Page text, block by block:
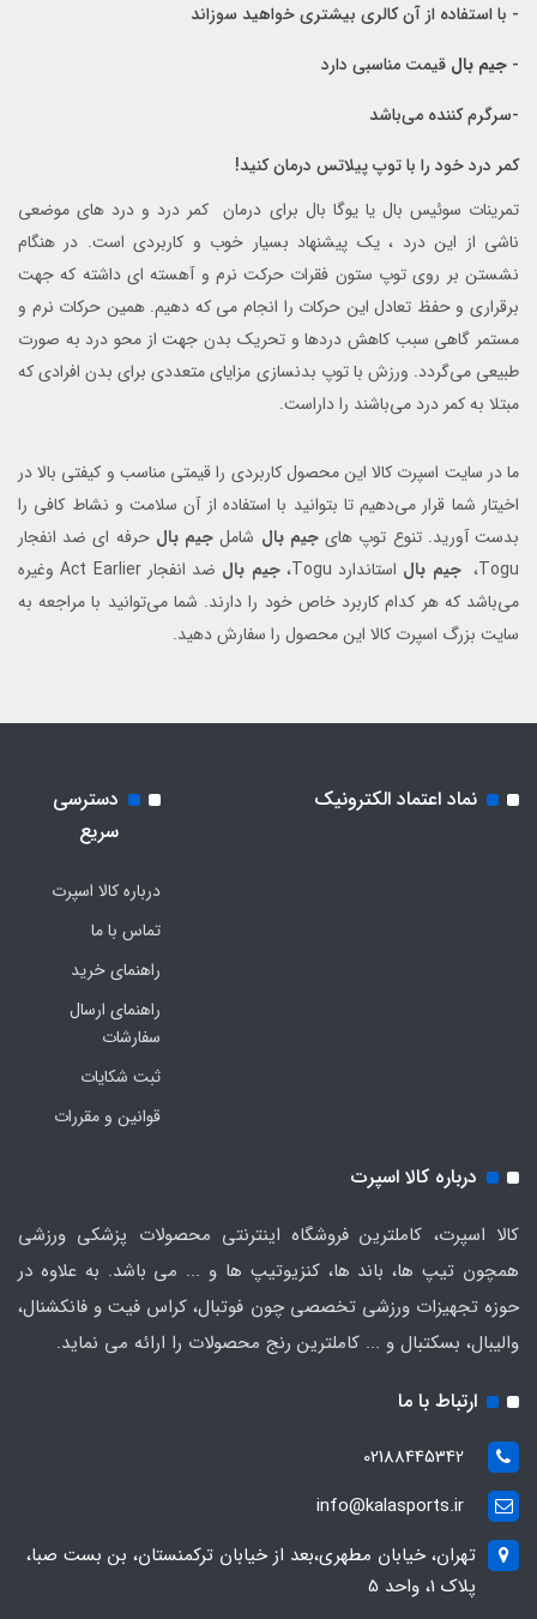
- با استفاده از آن کالری بیشتری خواهید سوزاند
- جیم بال قیمت مناسبی دارد
-سرگرم کننده می‌باشد
کمر درد خود را با توپ پیلاتس درمان کنید!
تمرینات سوئیس بال یا یوگا بال برای درمان کمر درد و درد های موضعی
ناشی از این درد ، یک پیشنهاد بسیار خوب و کاربردی است. در هنگام
نشستن بر روی توپ ستون فقرات حرکت نرم و آهسته ای داشته که جهت
برقراری و حفظ تعادل این حرکات را انجام می‌ که دهیم. همین حرکات نرم و
مستمر گاهی سبب کاهش دردها و تحریک بدن جهت از محو درد به صورت
طبیعی می‌گردد. ورزش با توپ بدنسازی مزایای متعددی برای بدن افرادی که
مبتلا به کمر درد می‌باشند را داراست.
ما در سایت اسپرت کالا این محصول کاربردی را قیمتی مناسب و کیفتی بالا در
اخیتار شما قرار می‌دهیم تا بتوانید با استفاده از آن سلامت و نشاط کافی را
بدست آورید. تنوع توپ هایجیم بال شامل جیم بالحرفه اي ضد انفجار
Togu،
جیم بال استاندارد Togu، جیم بال
ضد انفجار Act Earlier وغیره
می‌باشد که هر کدام کاربرد خاص خود را دارند. شما می‌توانید با مراجعه به
سایت بزرگ اسپرت کالا این محصول را سفارش دهید.
نماد اعتماد الکترونیک
دسترسی
سریع
درباره کالا اسپرت
تماس با ما
راهنمای خرید
راهنمای ارسال
سفارشات
ثبت شکایات
قوانین و مقررات
درباره کالا اسپرت
کالا اسپرت، کاملترین فروشگاه اینترنتی محصولات پزشکی ورزشی
همچون تیپ ها، باند ها، کنزیوتیپ ها و ... می باشد. به علاوه در
حوزه تجهیزات ورزشی تخصصی چون فوتبال، کراس فیت و فانکشنال،
والیبال، بسکتبال و ... کاملترین رنج محصولات را ارائه می نماید.
ارتباط با ما
02188445342
info@kalasports.ir
تهران، خیابان مطهری،بعد از خیابان ترکمنستان، بن بست صبا،
پلاک 1، واحد 5